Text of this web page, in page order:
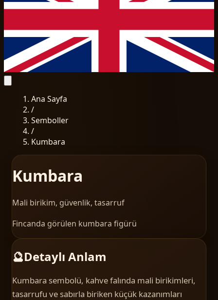
Ana Sayfa
/
Semboller
/
Kumbara
Kumbara
Mali birikim, güvenlik, tasarruf
Fincanda görülen kumbara figürü
🔮Detaylı Anlam
Kumbara sembolü, kahve falında mali birikimleri,
tasarrufu ve sabırla biriken küçük kazanımları